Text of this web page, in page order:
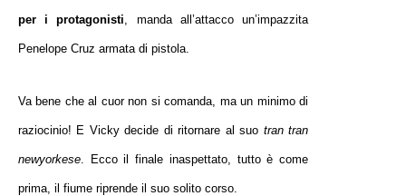
per i protagonisti , manda all’attacco un’impazzita
Penelope Cruz armata di pistola.
Va bene che al cuor non si comanda, ma un minimo di
raziocinio! E Vicky decide di ritornare al suo tran tran
newyorkese . Ecco il finale inaspettato, tutto è come
prima, il fiume riprende il suo solito corso.